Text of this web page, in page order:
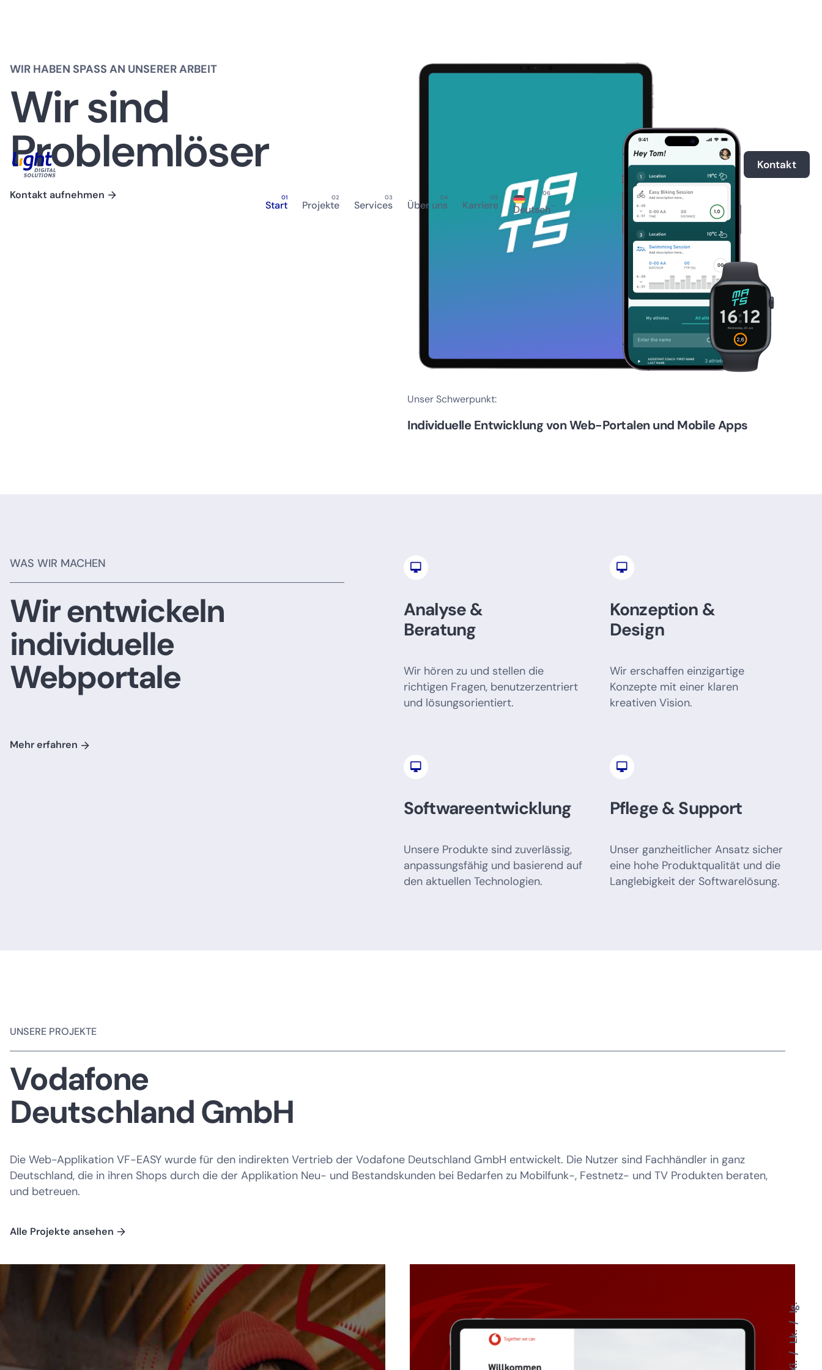
Xi.
Lk.
Ig.
Start Projekte Services Über uns Karriere Deutsch
Kontakt
WIR HABEN SPASS AN UNSERER ARBEIT
Wir sind
Problemlöser
Kontakt aufnehmen
Unser Schwerpunkt:
Individuelle Entwicklung von Web-Portalen und Mobile Apps
WAS WIR MACHEN
Wir entwickeln
individuelle
Webportale
Mehr erfahren
Analyse &
Beratung
Wir hören zu und stellen die
richtigen Fragen, benutzerzentriert
und lösungsorientiert.
Softwareentwicklung
Unsere Produkte sind zuverlässig,
anpassungsfähig und basierend auf
den aktuellen Technologien.
Konzeption &
Design
Wir erschaffen einzigartige
Konzepte mit einer klaren
kreativen Vision.
Pflege & Support
Unser ganzheitlicher Ansatz sicher
eine hohe Produktqualität und die
Langlebigkeit der Softwarelösung.
UNSERE PROJEKTE
Vodafone
Deutschland GmbH
Die Web-Applikation VF-EASY wurde für den indirekten Vertrieb der Vodafone Deutschland GmbH entwickelt. Die Nutzer sind Fachhändler in ganz
Deutschland, die in ihren Shops durch die der Applikation Neu- und Bestandskunden bei Bedarfen zu Mobilfunk-, Festnetz- und TV Produkten beraten,
und betreuen.
Alle Projekte ansehen